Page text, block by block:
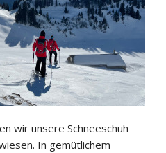
wir unsere Schneeschuh
In gemütlichem